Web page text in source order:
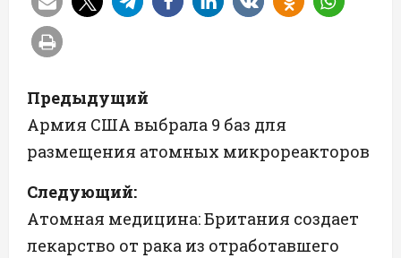
Н
а
в
и
г
Предыдущий
Армия США выбрала 9 баз для
размещения атомных микрореакторов
Следующий:
Атомная медицина: Британия создает
лекарство от рака из отработавшего